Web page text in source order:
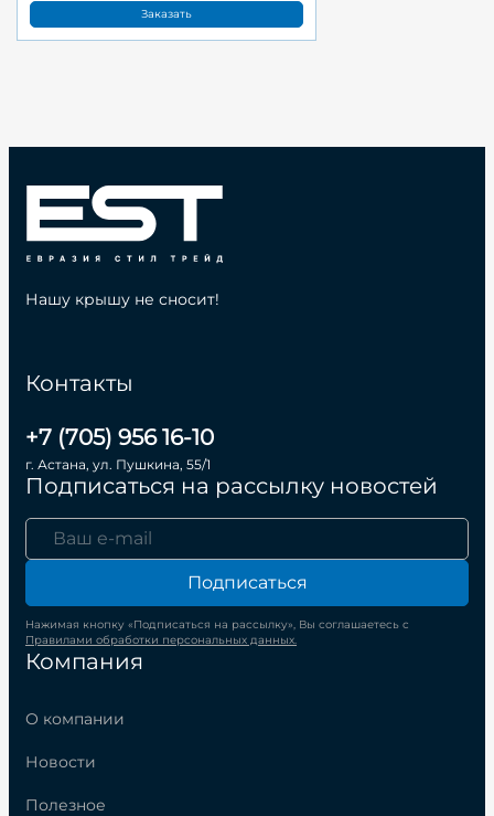
Заказать
Компания
О компании
Новости
Полезное
Контакты
+7 (705) 956 16-10
г. Астана, ул. Пушкина, 55/1
Подписаться на рассылку новостей
Подписаться
Нажимая кнопку «Подписаться на рассылку», Вы соглашаетесь с
Правилами обработки персональных данных.
Нашу крышу не сносит!